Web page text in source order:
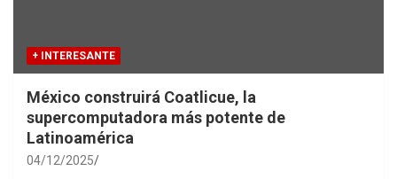
+ INTERESANTE
México construirá Coatlicue, la
supercomputadora más potente de
Latinoamérica
04/12/2025